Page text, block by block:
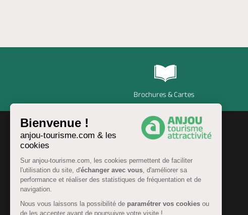
Bienvenue !
anjou-tourisme.com & les
cookies
Sur anjou-tourisme.com, les cookies permettent de faciliter
l'utilisation du site, d'échanger avec vous, d'améliorer sa
performance et réaliser des statistiques de fréquentation et de
navigation.
Nous vous laissons la possibilité de paramétrer vos cookies ou
de les accepter avant de poursuivre votre visite !
Brochures & Cartes